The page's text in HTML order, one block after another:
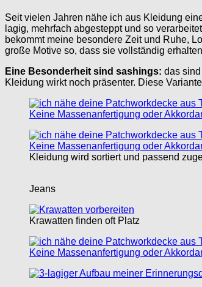
Seit vielen Jahren nähe ich aus Kleidung
lagig, mehrfach abgesteppt und so
bekommt meine besondere Zeit und Ruhe,
große Motive so, dass sie vollständig
Eine Besonderheit sind sashings: das
Kleidung wirkt noch präsenter. Diese
Kleidung wird sortiert und passend
Jeans
Krawatten finden oft Platz